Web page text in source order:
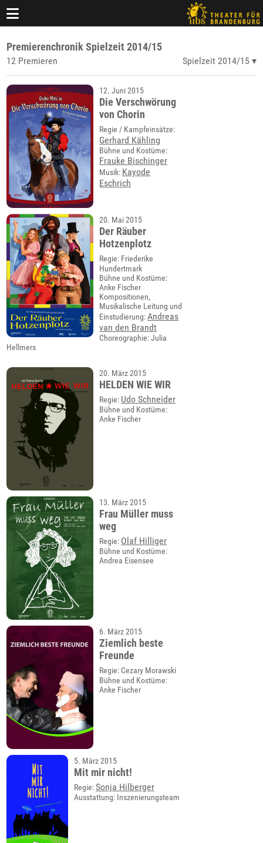
Premierenchronik Spielzeit 2014/15
12 Premieren Spielzeit 2014/15
12. Juni 2015
Die Verschwörung
von Chorin
Regie / Kampfeinsätze:
Gerhard Kähling
Bühne und Kostüme:
Frauke Bischinger
Musik: Kayode
Eschrich
20. Mai 2015
Der Räuber
Hotzenplotz
Regie: Friederike
Hundertmark
Bühne und Kostüme:
Anke Fischer
Kompositionen,
Musikalische Leitung und
Einstudierung:Andreas
van den Brandt
Choreographie: Julia
Hellmers
20. März 2015
HELDEN WIE WIR
Regie: Udo Schneider
Bühne und Kostüme:
Anke Fischer
13. März 2015
Frau Müller muss
weg
Regie: Olaf Hilliger
Bühne und Kostüme:
Andrea Eisensee
6. März 2015
Ziemlich beste
Freunde
Regie: Cezary Morawski
Bühne und Kostüme:
Anke Fischer
5. März 2015
Mit mir nicht!
Regie:Sonja Hilberger
Ausstattung: Inszenierungsteam